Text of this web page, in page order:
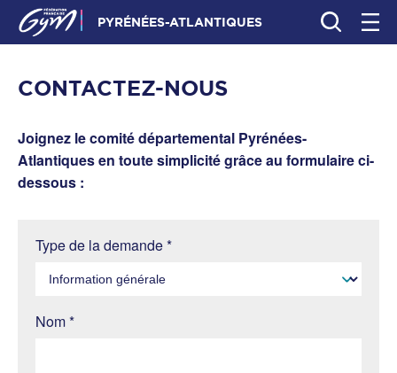
PYRÉNÉES-ATLANTIQUES
CONTACTEZ-NOUS
Joignez le comité départemental Pyrénées-
Atlantiques en toute simplicité grâce au formulaire ci-
dessous :
Type de la demande *
Nom *